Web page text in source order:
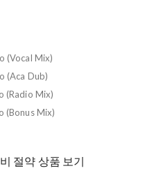
(Vocal Mix)
(Aca Dub)
(Radio Mix)
(Bonus Mix)
절약 상품 보기